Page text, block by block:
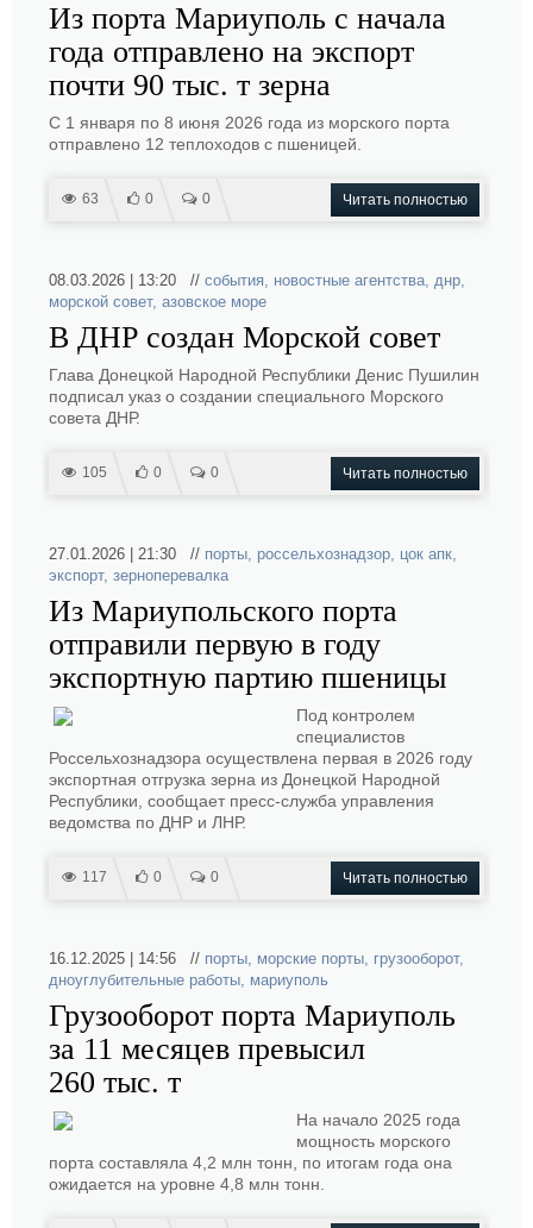
Из порта Мариуполь с начала
года отправлено на экспорт
почти 90 тыс. т зерна
С 1 января по 8 июня 2026 года из морского порта
отправлено 12 теплоходов с пшеницей.
63 0 0 Читать полностью
08.03.2026 | 13:20 // события, новостные агентства, днр,
морской совет, азовское море
В ДНР создан Морской совет
Глава Донецкой Народной Республики Денис Пушилин
подписал указ о создании специального Морского
совета ДНР.
105 0 0 Читать полностью
27.01.2026 | 21:30 // порты, россельхознадзор, цок апк,
экспорт, зерноперевалка
Из Мариупольского порта
отправили первую в году
экспортную партию пшеницы
Под контролем
специалистов
Россельхознадзора осуществлена первая в 2026 году
экспортная отгрузка зерна из Донецкой Народной
Республики, сообщает пресс-служба управления
ведомства по ДНР и ЛНР.
117 0 0 Читать полностью
16.12.2025 | 14:56 // порты, морские порты, грузооборот,
дноуглубительные работы, мариуполь
Грузооборот порта Мариуполь
за 11 месяцев превысил
260 тыс. т
На начало 2025 года
мощность морского
порта составляла 4,2 млн тонн, по итогам года она
ожидается на уровне 4,8 млн тонн.